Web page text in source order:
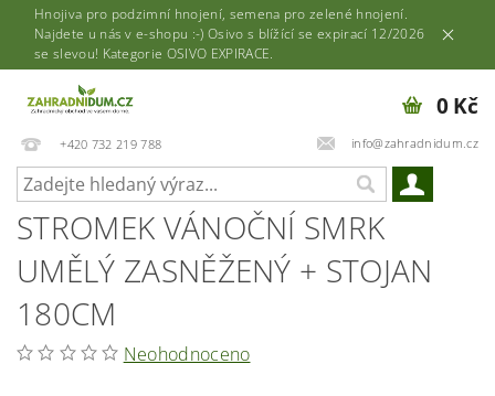
Hnojiva pro podzimní hnojení, semena pro zelené hnojení.
Najdete u nás v e-shopu :-) Osivo s blížící se expirací 12/2026
se slevou! Kategorie OSIVO EXPIRACE.
+420 732 219 788 info@zahradnidum.cz
0 Kč
STROMEK VÁNOČNÍ SMRK
UMĚLÝ ZASNĚŽENÝ + STOJAN
180CM
Neohodnoceno